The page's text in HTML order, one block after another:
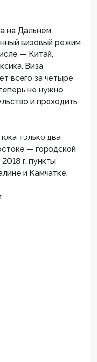
на Дальнем
визовый режим
— Китай,
Виза
всего за четыре
не нужно
и проходить
только два
— городской
г. пункты
и Камчатке.